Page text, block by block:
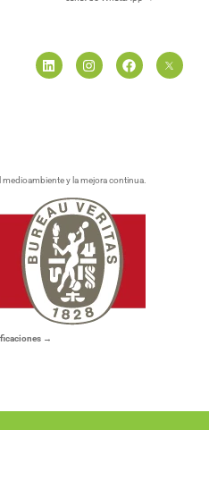
y la mejora continua.
→